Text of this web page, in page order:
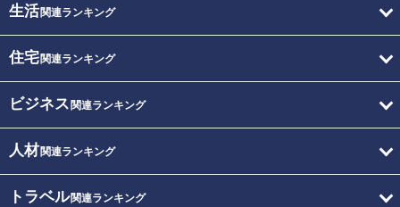
生活関連ランキング
住宅関連ランキング
ビジネス 関連ランキング
人材関連ランキング
トラベル関連ランキング